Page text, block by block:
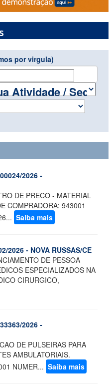
por virgula)
2026 -
DE PRECO - MATERIAL
COMPRADORA: 943001
Saiba mais
2026 - NOVA RUSSAS/CE
DE PESSOA
ESPECIALIZADOS NA
CIRURGICO,
2026 -
DE PULSEIRAS PARA
AMBULATORIAIS.
NUMER... Saiba mais